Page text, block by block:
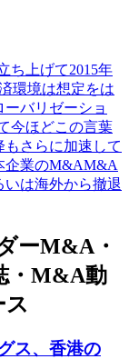
ち上げて2015年
環境は想定をは
バリゼーショ
今ほどこの言葉
さらに加速して
企業のM&AM&A
は海外から撤退
ーM&A・
・M&A動
ス、香港の